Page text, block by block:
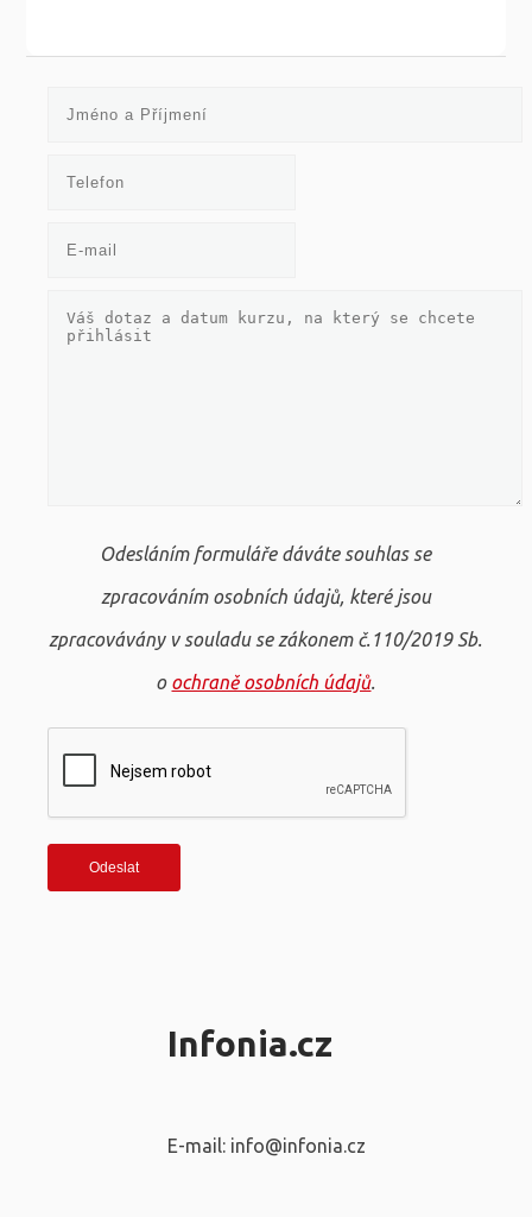
Odesláním formuláře dáváte souhlas se
zpracováním osobních údajů, které jsou
zpracovávány v souladu se zákonem č.110/2019 Sb.
o ochraně osobních údajů.
Infonia.cz
E-mail: info@infonia.cz